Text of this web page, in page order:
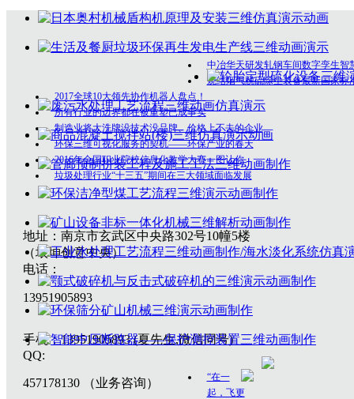
中冶华天研发轧钢车间数字孪生智
烧结烟气脱硫除尘装备最新国家标
2017全球10大领先协作机器人盘点！
所有行业的边界都在被重塑已成事实
制造业将大洗牌没技术没品牌、价格上不去的企业
环保三维可视化服务的契机——环保产业的春天
2016年全国职业院校信息化教学大赛一图让你
垃圾处理行业“十三五”期间在三大领域面临发展
地址：南京市玄武区中央路302号10幢5楼
（垠坤创意中央）
电话：
13951905893
手机：13951905893 (夏先生,微信同号)
QQ:
457178130 （业务咨询）
“在一
起，飞更